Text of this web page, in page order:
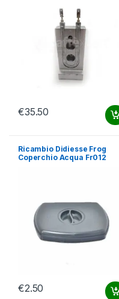
€35.50
Ricambio Didiesse Frog
Coperchio Acqua Fr012
€2.50